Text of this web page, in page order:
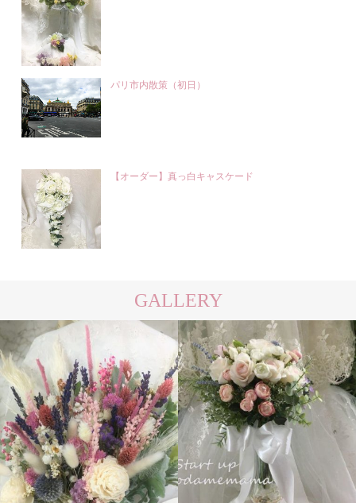
パリ市内散策（初日）
【オーダー】真っ白キャスケード
GALLERY
クラッチ